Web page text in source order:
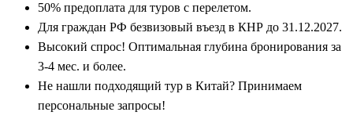
50% предоплата для туров с перелетом.
Для граждан РФ безвизовый въезд в КНР до 31.12.2027.
Высокий спрос! Оптимальная глубина бронирования за
3-4 мес. и более.
Не нашли подходящий тур в Китай? Принимаем
персональные запросы!